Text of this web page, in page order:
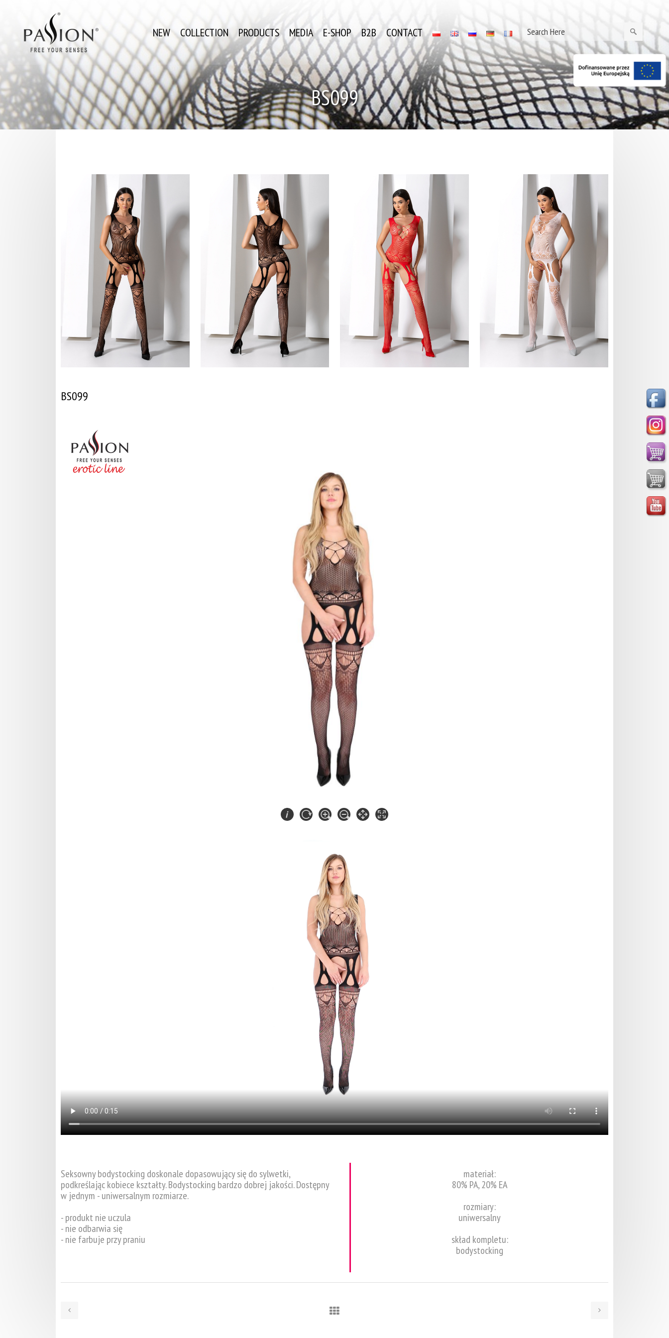
NEW COLLECTION PRODUCTS MEDIA E-SHOP B2B CONTACT
BS099
BS099
Seksowny bodystocking doskonale dopasowujący się do sylwetki,
podkreślając kobiece kształty. Bodystocking bardzo dobrej jakości. Dostępny
w jednym - uniwersalnym rozmiarze.
- produkt nie uczula
- nie odbarwia się
- nie farbuje przy praniu
materiał:
80% PA, 20% EA
rozmiary:
uniwersalny
skład kompletu:
bodystocking